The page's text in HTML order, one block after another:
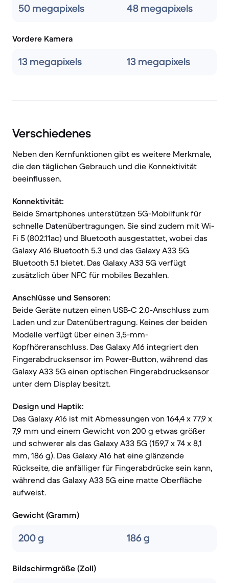
50 megapixels 48 megapixels
Vordere Kamera
13 megapixels 13 megapixels
Verschiedenes
Neben den Kernfunktionen gibt es weitere Merkmale,
die den täglichen Gebrauch und die Konnektivität
beeinflussen.
Konnektivität:
Beide Smartphones unterstützen 5G-Mobilfunk für
schnelle Datenübertragungen. Sie sind zudem mit Wi-
Fi 5 (802.11ac) und Bluetooth ausgestattet, wobei das
Galaxy A16 Bluetooth 5.3 und das Galaxy A33 5G
Bluetooth 5.1 bietet. Das Galaxy A33 5G verfügt
zusätzlich über NFC für mobiles Bezahlen.
Anschlüsse und Sensoren:
Beide Geräte nutzen einen USB-C 2.0-Anschluss zum
Laden und zur Datenübertragung. Keines der beiden
Modelle verfügt über einen 3,5-mm-
Kopfhöreranschluss. Das Galaxy A16 integriert den
Fingerabdrucksensor im Power-Button, während das
Galaxy A33 5G einen optischen Fingerabdrucksensor
unter dem Display besitzt.
Design und Haptik:
Das Galaxy A16 ist mit Abmessungen von 164,4 x 77,9 x
7,9 mm und einem Gewicht von 200 g etwas größer
und schwerer als das Galaxy A33 5G (159,7 x 74 x 8,1
mm, 186 g). Das Galaxy A16 hat eine glänzende
Rückseite, die anfälliger für Fingerabdrücke sein kann,
während das Galaxy A33 5G eine matte Oberfläche
aufweist.
Gewicht (Gramm)
200 g 186 g
Bildschirmgröße (Zoll)